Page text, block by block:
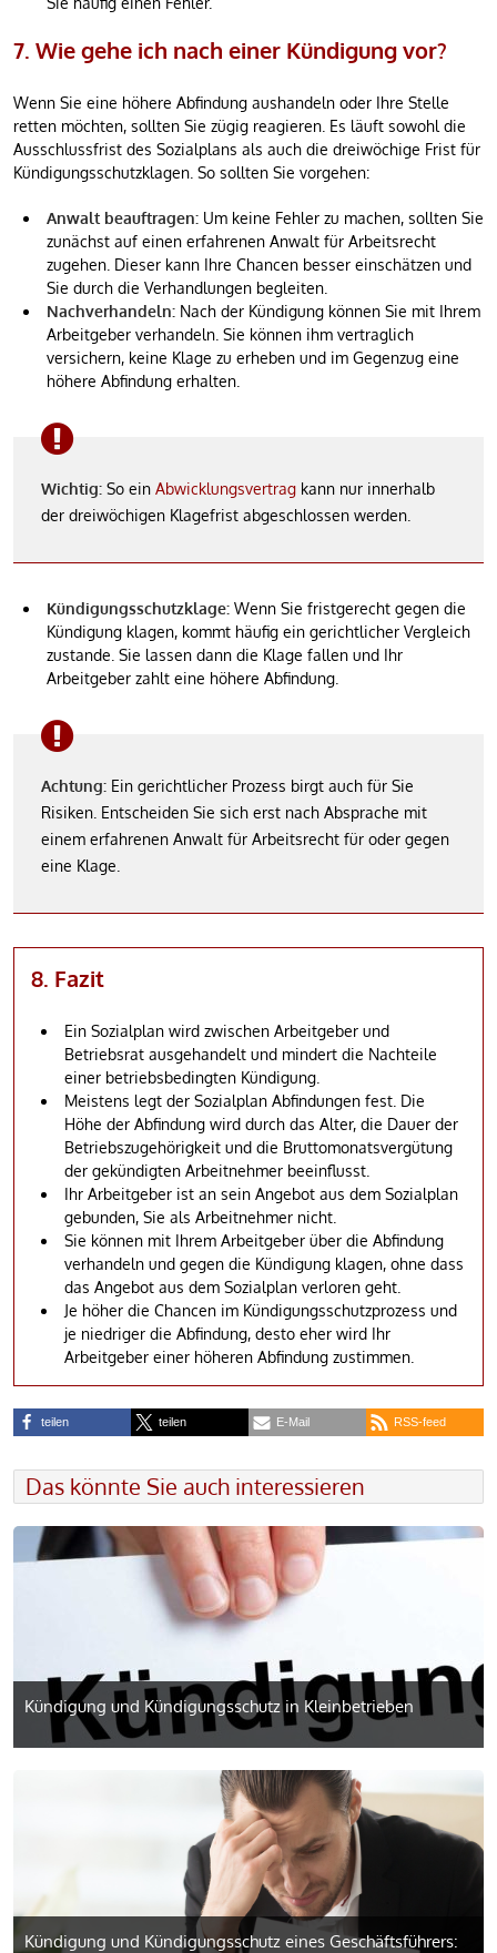
7. Wie gehe ich nach einer Kündigung vor?
Wenn Sie eine höhere Abfindung aushandeln oder Ihre Stelle
retten möchten, sollten Sie zügig reagieren. Es läuft sowohl die
Ausschlussfrist des Sozialplans als auch die dreiwöchige Frist für
Kündigungsschutzklagen. So sollten Sie vorgehen:
Anwalt beauftragen: Um keine Fehler zu machen, sollten Sie
zunächst auf einen erfahrenen Anwalt für Arbeitsrecht
zugehen. Dieser kann Ihre Chancen besser einschätzen und
Sie durch die Verhandlungen begleiten.
Nachverhandeln: Nach der Kündigung können Sie mit Ihrem
Arbeitgeber verhandeln. Sie können ihm vertraglich
versichern, keine Klage zu erheben und im Gegenzug eine
höhere Abfindung erhalten.
Wichtig: So ein Abwicklungsvertrag kann nur innerhalb
der dreiwöchigen Klagefrist abgeschlossen werden.
Kündigungsschutzklage: Wenn Sie fristgerecht gegen die
Kündigung klagen, kommt häufig ein gerichtlicher Vergleich
zustande. Sie lassen dann die Klage fallen und Ihr
Arbeitgeber zahlt eine höhere Abfindung.
Achtung: Ein gerichtlicher Prozess birgt auch für Sie
Risiken. Entscheiden Sie sich erst nach Absprache mit
einem erfahrenen Anwalt für Arbeitsrecht für oder gegen
eine Klage.
8. Fazit
Ein Sozialplan wird zwischen Arbeitgeber und
Betriebsrat ausgehandelt und mindert die Nachteile
einer betriebsbedingten Kündigung.
Meistens legt der Sozialplan Abfindungen fest. Die
Höhe der Abfindung wird durch das Alter, die Dauer der
Betriebszugehörigkeit und die Bruttomonatsvergütung
der gekündigten Arbeitnehmer beeinflusst.
Ihr Arbeitgeber ist an sein Angebot aus dem Sozialplan
gebunden, Sie als Arbeitnehmer nicht.
Sie können mit Ihrem Arbeitgeber über die Abfindung
verhandeln und gegen die Kündigung klagen, ohne dass
das Angebot aus dem Sozialplan verloren geht.
Je höher die Chancen im Kündigungsschutzprozess und
je niedriger die Abfindung, desto eher wird Ihr
Arbeitgeber einer höheren Abfindung zustimmen.
teilen teilen E-Mail RSS-feed
Das könnte Sie auch interessieren
Kündigung und Kündigungsschutz in Kleinbetrieben
Kündigung und Kündigungsschutz eines Geschäftsführers: